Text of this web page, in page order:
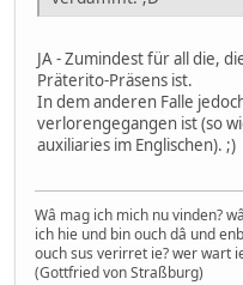
JA - Zumindest für all die,
Präterito-Präsens ist.
In dem anderen Falle
verlorengegangen ist (so
auxiliaries im Englischen). ;)
Wâ mag ich mich nu vinden?
ich hie und bin ouch dâ und
ouch sus verirret ie? wer wart
(Gottfried von Straßburg)